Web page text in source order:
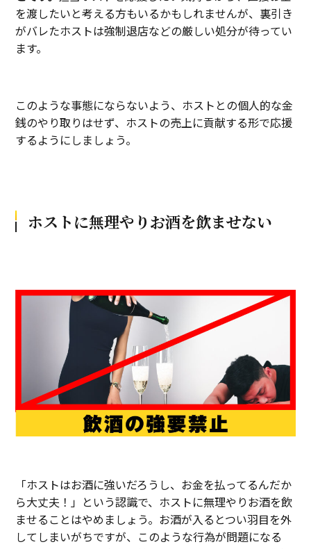
を渡したいと考える方もいるかもしれませんが、裏引き
がバレたホストは強制退店などの厳しい処分が待ってい
ます。
このような事態にならないよう、ホストとの個人的な金
銭のやり取りはせず、ホストの売上に貢献する形で応援
するようにしましょう。
ホストに無理やりお酒を飲ませない
「ホストはお酒に強いだろうし、お金を払ってるんだか
ら大丈夫！」という認識で、ホストに無理やりお酒を飲
ませることはやめましょう。お酒が入るとつい羽目を外
してしまいがちですが、このような行為が問題になる